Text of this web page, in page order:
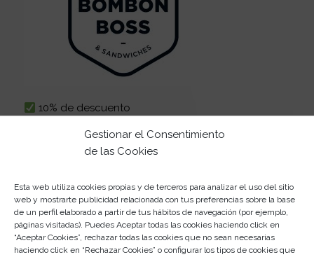
Gestionar el Consentimiento
de las Cookies
Esta web utiliza cookies propias y de terceros para analizar el uso del sitio
web y mostrarte publicidad relacionada con tus preferencias sobre la base
de un perfil elaborado a partir de tus hábitos de navegación (por ejemplo,
páginas visitadas). Puedes Aceptar todas las cookies haciendo click en
“Aceptar Cookies”, rechazar todas las cookies que no sean necesarias
haciendo click en “Rechazar Cookies” o configurar los tipos de cookies que
10% de descuento
Sould Park